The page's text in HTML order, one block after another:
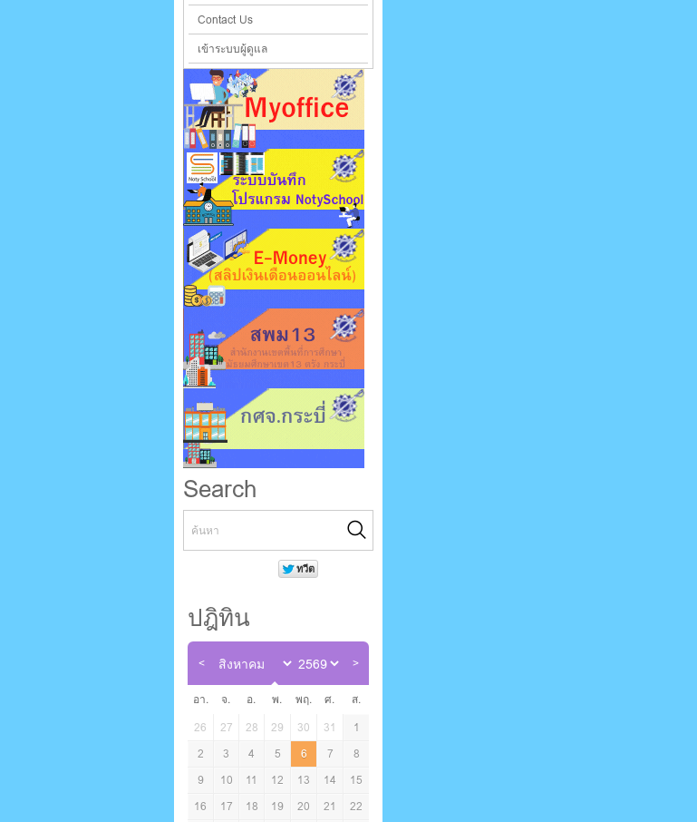
Contact Us
เข้าระบบผู้ดูแล
Search
ปฎิทิน
อา. จ. อ. พ. พฤ. ศ.
ส.
26
27 28 29 30 31
1
2
3 4 5 6 7
8
9
10 11 12 13 14
15
16
17 18 19 20 21 22